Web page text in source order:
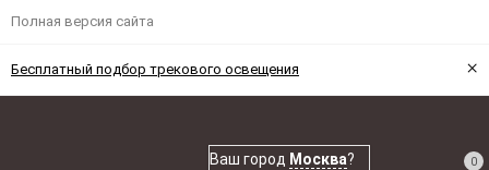
Полная версия сайта
Бесплатный подбор трекового освещения ×
Ваш город Москва? 0